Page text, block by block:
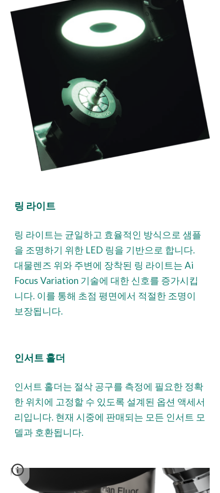
링 라이트
링 라이트는 균일하고 효율적인 방식으로 샘플
을 조명하기 위한 LED 링을 기반으로 합니다.
대물렌즈 위와 주변에 장착된 링 라이트는 Ai
Focus Variation 기술에 대한 신호를 증가시킵
니다. 이를 통해 초점 평면에서 적절한 조명이
보장됩니다.
인서트 홀더
인서트 홀더는 절삭 공구를 측정에 필요한 정확
한 위치에 고정할 수 있도록 설계된 옵션 액세서
리입니다. 현재 시중에 판매되는 모든 인서트 모
델과 호환됩니다.